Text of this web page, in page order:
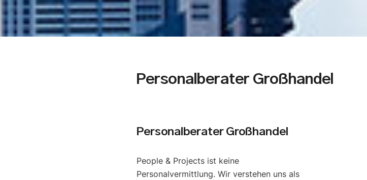
Personalberater Großhandel
Personalberater Großhandel
People & Projects ist keine
Personalvermittlung. Wir verstehen uns als